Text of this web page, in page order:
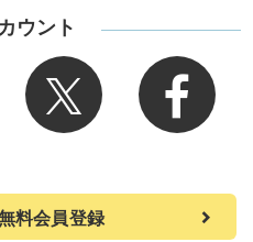
ウント
料会員登録